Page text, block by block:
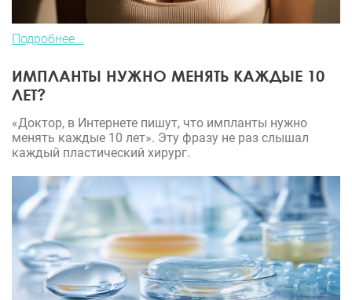
Подробнее...
ИМПЛАНТЫ НУЖНО МЕНЯТЬ КАЖДЫЕ 10
ЛЕТ?
«Доктор, в Интернете пишут, что импланты нужно
менять каждые 10 лет». Эту фразу не раз слышал
каждый пластический хирург.